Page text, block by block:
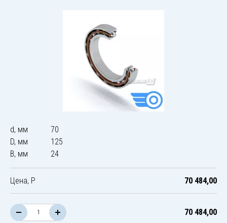
d, мм
70
D, мм
125
B, мм
24
Цена, Р 70 484,00
70 484,00